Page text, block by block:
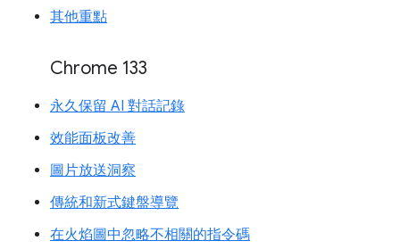
其他重點
Chrome 133
永久保留 AI 對話記錄
效能面板改善
圖片放送洞察
傳統和新式鍵盤導覽
在火焰圖中忽略不相關的指令碼